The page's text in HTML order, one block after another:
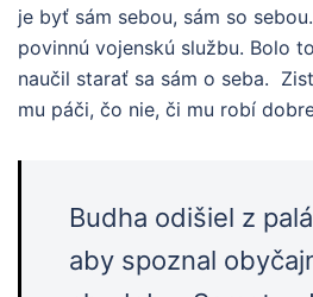
je byť sám sebou, sám so
povinnú vojenskú službu. Bolo
naučil starať sa sám o seba.
mu páči, čo nie, či mu robí
Budha odišiel z
aby spoznal